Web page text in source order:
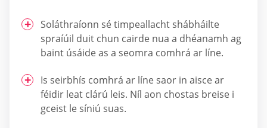
Soláthraíonn sé timpeallacht shábháilte
spraíúil duit chun cairde nua a dhéanamh ag
baint úsáide as a seomra comhrá ar líne.
Is seirbhís comhrá ar líne saor in aisce ar
féidir leat clárú leis. Níl aon chostas breise i
gceist le síniú suas.